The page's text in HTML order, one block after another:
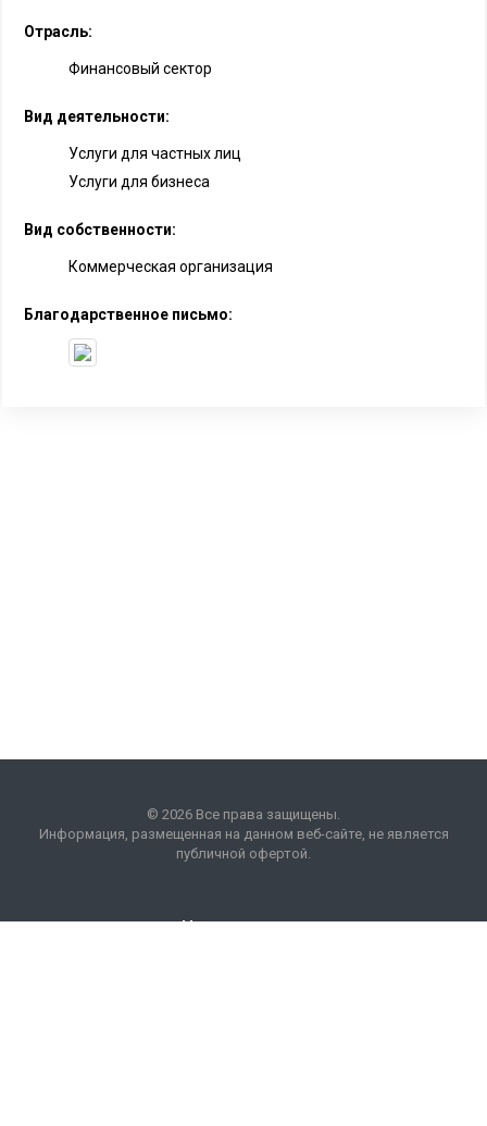
Отрасль:
Финансовый сектор
Вид деятельности:
Услуги для частных лиц
Услуги для бизнеса
Вид собственности:
Коммерческая организация
Благодарственное письмо:
© 2026 Все права защищены.
Информация, размещенная на данном веб-сайте, не является
публичной офертой.
Наши контакты